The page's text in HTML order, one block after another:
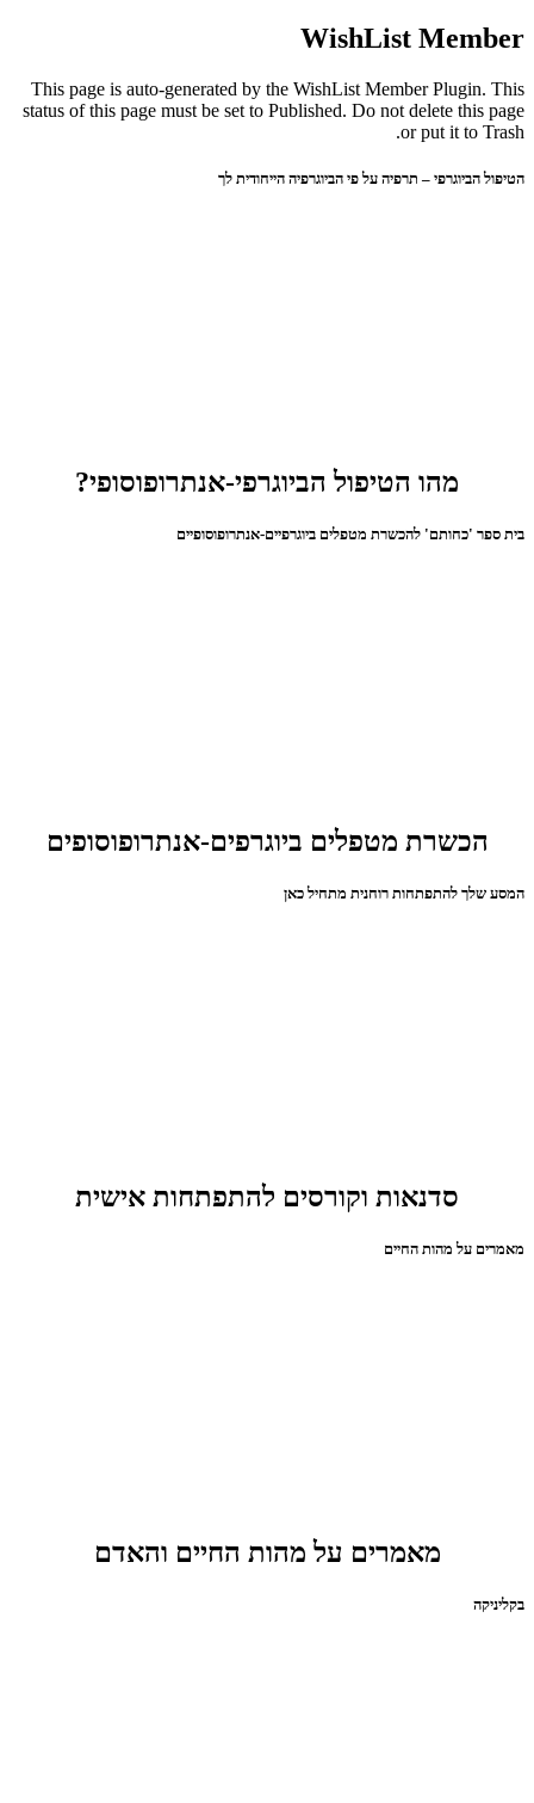
WishList Member
This page is auto-generated by the WishList Member Plugin. This
status of this page must be set to Published. Do not delete this page
or put it to Trash.
הטיפול הביוגרפי – תרפיה על פי הביוגרפיה הייחודית לך
מהו הטיפול הביוגרפי-אנתרופוסופי?
בית ספר 'כחותם' להכשרת מטפלים ביוגרפיים-אנתרופוסופיים
הכשרת מטפלים ביוגרפים-אנתרופוסופים
המסע שלך להתפתחות רוחנית מתחיל כאן
סדנאות וקורסים להתפתחות אישית
מאמרים על מהות החיים
מאמרים על מהות החיים והאדם
בקליניקה